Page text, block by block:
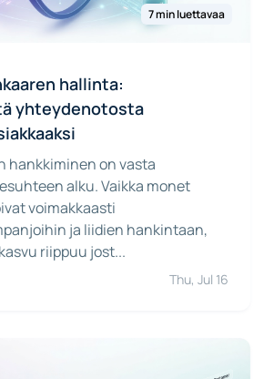
7 min luettavaa
hallinta:
yhteydenotosta
hankkiminen on vasta
alku. Vaikka monet
voimakkaasti
ja liidien hankintaan,
riippuu jost...
Thu, Jul 16